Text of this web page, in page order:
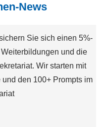
News
Sie sich einen 5%-
und die
Wir starten mit
den 100+ Prompts im